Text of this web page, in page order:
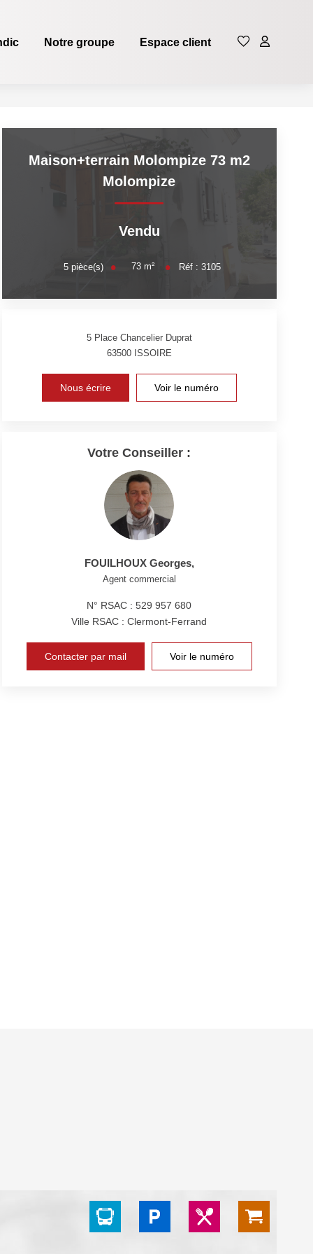
Notre groupe Espace client
Maison+terrain Molompize 73 m2
Molompize
Vendu
5 pièce(s) 73 m² Réf : 3105
5 Place Chancelier Duprat
63500 ISSOIRE
Nous écrire Voir le numéro
Votre Conseiller :
FOUILHOUX Georges,
Agent commercial
N° RSAC : 529 957 680
Ville RSAC : Clermont-Ferrand
Contacter par mail Voir le numéro